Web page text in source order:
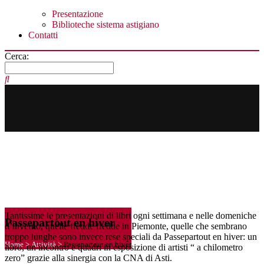
Presentazione
Biblioteche sistema astigiano
Contatti
Cerca:
Passepartout en hiver
Home >Attività>Passepartout en hiver
Tantissime le presentazioni di libri ogni settimana e nelle domeniche
d’inverno, quelle fredde fredde in Piemonte, quelle che sembrano
troppo lunghe sono invece rese speciali da Passepartout en hiver: un
libro, un incontro e quadri in esposizione di artisti “ a chilometro
zero” grazie alla sinergia con la CNA di Asti.